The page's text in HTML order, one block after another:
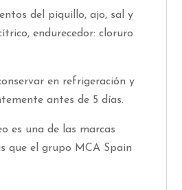
del piquillo, ajo, sal y
endurecedor: cloruro
en refrigeración y
antes de 5 días.
es una de las marcas
que el grupo MCA Spain